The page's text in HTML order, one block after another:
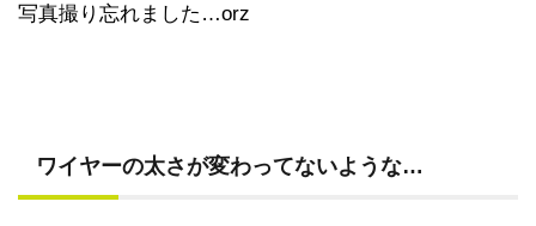
写真撮り忘れました…orz
ワイヤーの太さが変わってないような…